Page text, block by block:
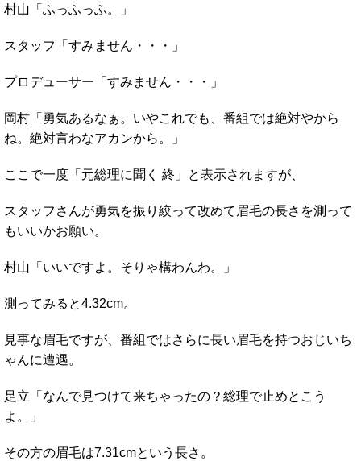
村山「ふっふっふ。」
スタッフ「すみません・・・」
プロデューサー「すみません・・・」
岡村「勇気あるなぁ。いやこれでも、番組では絶対やから
ね。絶対言わなアカンから。」
ここで一度「元総理に聞く 終」と表示されますが、
スタッフさんが勇気を振り絞って改めて眉毛の長さを測って
もいいかお願い。
村山「いいですよ。そりゃ構わんわ。」
測ってみると4.32cm。
見事な眉毛ですが、番組ではさらに長い眉毛を持つおじいち
ゃんに遭遇。
足立「なんで見つけて来ちゃったの？総理で止めとこう
よ。」
その方の眉毛は7.31cmという長さ。